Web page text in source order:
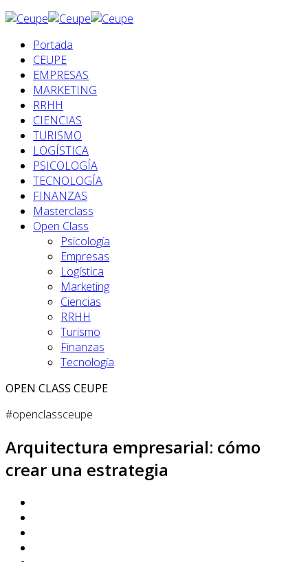
Portada
CEUPE
EMPRESAS
MARKETING
RRHH
CIENCIAS
TURISMO
LOGÍSTICA
PSICOLOGÍA
TECNOLOGÍA
FINANZAS
Masterclass
Open Class
Psicología
Empresas
Logística
Marketing
Ciencias
RRHH
Turismo
Finanzas
Tecnología
OPEN CLASS CEUPE
#openclassceupe
Arquitectura empresarial: cómo
crear una estrategia